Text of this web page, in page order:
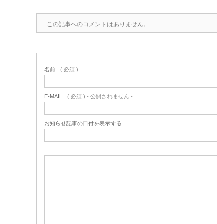
この記事へのコメントはありません。
名前 ( 必須 )
E-MAIL ( 必須 ) - 公開されません -
お知らせ記事の日付を表示する